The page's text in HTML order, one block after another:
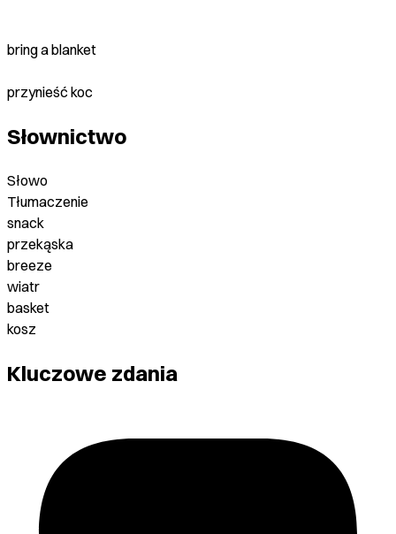
bring a blanket
przynieść koc
Słownictwo
Słowo
Tłumaczenie
snack
przekąska
breeze
wiatr
basket
kosz
Kluczowe zdania